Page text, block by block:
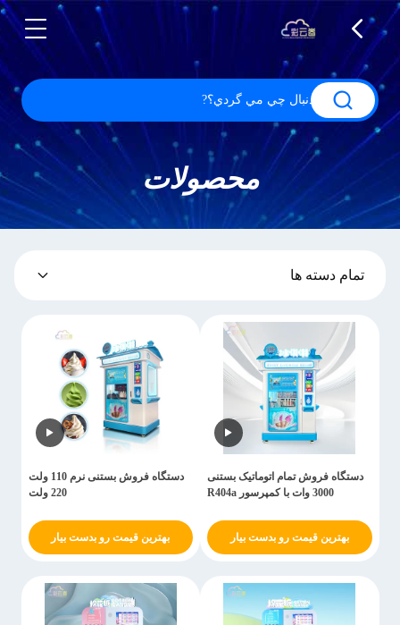
محصولات
تمام دسته ها
دستگاه فروش تمام اتوماتیک بستنی
3000 وات با کمپرسور R404a
بهترین قیمت رو بدست بیار
دستگاه فروش بستنی نرم 110 ولت
220 ولت
بهترین قیمت رو بدست بیار